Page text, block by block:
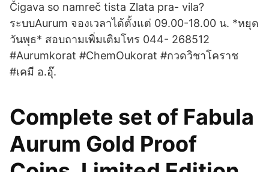
Čigava so namreč tista Zlata pra- vila?
ระบบAurum จองเวลาได้ตั้งแต่ 09.00-18.00 น. *หยุด
วันพุธ* สอบถามเพิ่มเติมโทร 044- 268512
#Aurumkorat #ChemOukorat #กวดวิชาโคราช
#เคมี อ.อุ๊.
Complete set of Fabula
Aurum Gold Proof